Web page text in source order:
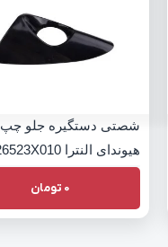
شصتی دستگیره جلو چپ
هیوندای النترا 826523X010
0 تومان